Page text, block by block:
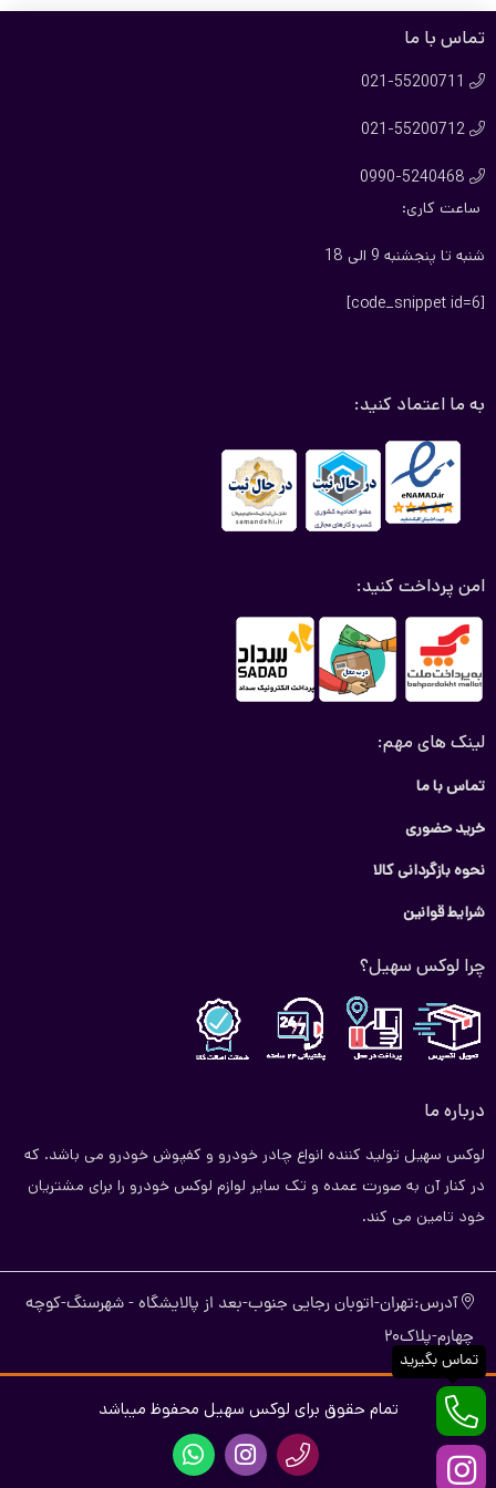
تماس با ما

021-55200711

021-55200712

0990-5240468
ساعت کاری:
شنبه تا پنجشنبه 9 الی 18
[code_snippet id=6]
به ما اعتماد کنید:
امن پرداخت کنید:
لینک های مهم:
تماس با ما
خرید حضوری
نحوه بازگردانی کالا
شرایط قوانین
چرا لوکس سهیل؟
درباره ما
لوکس سهیل تولید کننده انواع چادر خودرو و کفپوش خودرو می باشد. که
در کنار آن به صورت عمده و تک سایر لوازم لوکس خودرو را برای مشتریان
خود تامین می کند.
آدرس:تهران-اتوبان رجایی جنوب-بعد از پالایشگاه - شهرسنگ-کوچه
چهارم-پلاک20
تمام حقوق برای لوکس سهیل محفوظ میباشد
تماس بگیرید